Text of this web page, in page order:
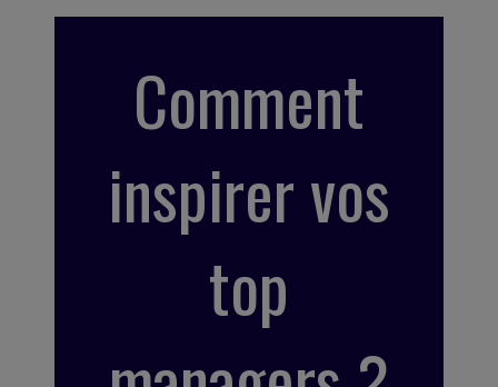
Comment
inspirer vos
top